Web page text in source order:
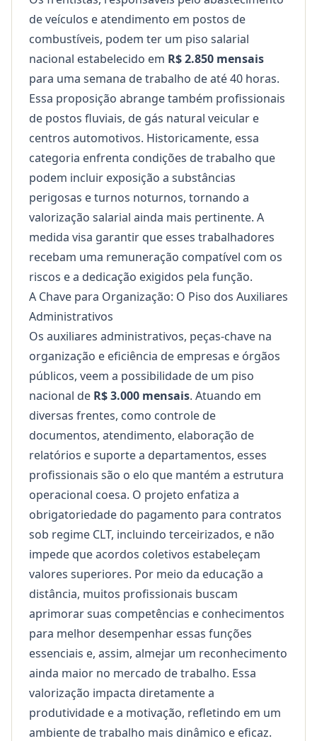
de veículos e atendimento em postos de
combustíveis, podem ter um piso salarial
nacional estabelecido em R$ 2.850 mensais
para uma semana de trabalho de até 40 horas.
Essa proposição abrange também profissionais
de postos fluviais, de gás natural veicular e
centros automotivos. Historicamente, essa
categoria enfrenta condições de trabalho que
podem incluir exposição a substâncias
perigosas e turnos noturnos, tornando a
valorização salarial ainda mais pertinente. A
medida visa garantir que esses trabalhadores
recebam uma remuneração compatível com os
riscos e a dedicação exigidos pela função.
A Chave para Organização: O Piso dos Auxiliares
Administrativos
Os auxiliares administrativos, peças-chave na
organização e eficiência de empresas e órgãos
públicos, veem a possibilidade de um piso
nacional de R$ 3.000 mensais. Atuando em
diversas frentes, como controle de
documentos, atendimento, elaboração de
relatórios e suporte a departamentos, esses
profissionais são o elo que mantém a estrutura
operacional coesa. O projeto enfatiza a
obrigatoriedade do pagamento para contratos
sob regime CLT, incluindo terceirizados, e não
impede que acordos coletivos estabeleçam
valores superiores. Por meio da educação a
distância, muitos profissionais buscam
aprimorar suas competências e conhecimentos
para melhor desempenhar essas funções
essenciais e, assim, almejar um reconhecimento
ainda maior no mercado de trabalho. Essa
valorização impacta diretamente a
produtividade e a motivação, refletindo em um
ambiente de trabalho mais dinâmico e eficaz.